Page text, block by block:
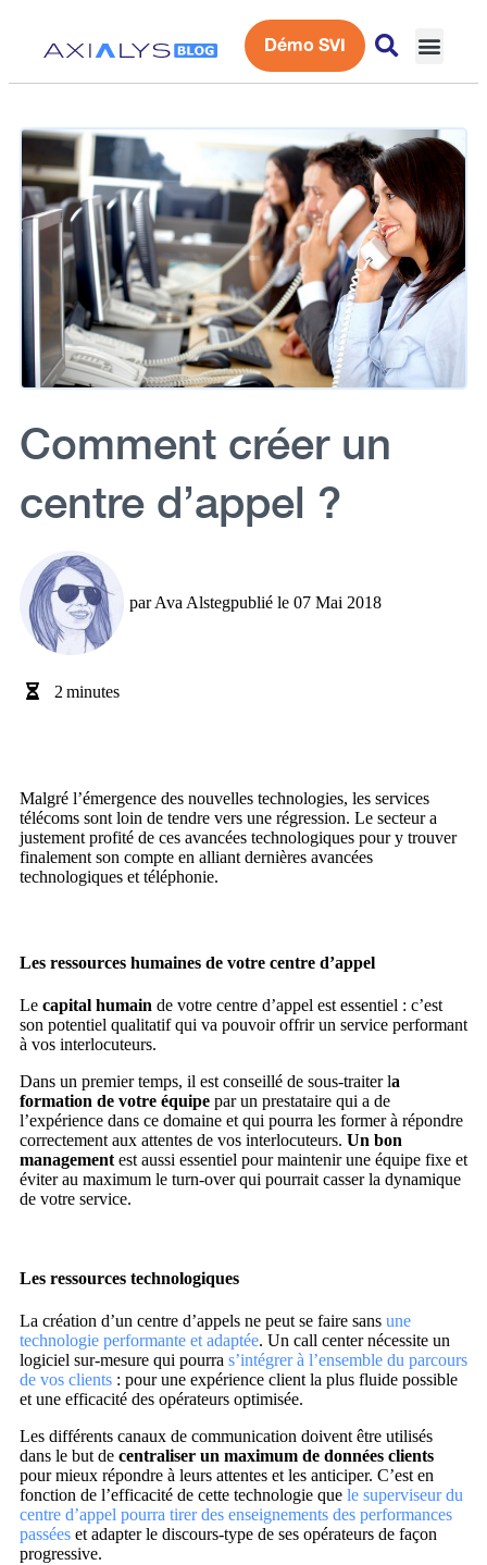
Démo SVI
Comment créer un
centre d’appel ?
parAva Alstegpublié le 07 Mai 2018
2 minutes
Malgré l’émergence des nouvelles technologies, les services
télécoms sont loin de tendre vers une régression. Le secteur a
justement profité de ces avancées technologiques pour y trouver
finalement son compte en alliant dernières avancées
technologiques et téléphonie.
Les ressources humaines de votre centre d’appel
Le capital humain de votre centre d’appel est essentiel : c’est
son potentiel qualitatif qui va pouvoir offrir un service performant
à vos interlocuteurs.
Dans un premier temps, il est conseillé de sous-traiter la
formation de votre équipe par un prestataire qui a de
l’expérience dans ce domaine et qui pourra les former à répondre
correctement aux attentes de vos interlocuteurs. Un bon
management est aussi essentiel pour maintenir une équipe fixe et
éviter au maximum le turn-over qui pourrait casser la dynamique
de votre service.
Les ressources technologiques
La création d’un centre d’appels ne peut se faire sans une
technologie performante et adaptée. Un call center nécessite un
logiciel sur-mesure qui pourra s’intégrer à l’ensemble du parcours
de vos clients : pour une expérience client la plus fluide possible
et une efficacité des opérateurs optimisée.
Les différents canaux de communication doivent être utilisés
dans le but de centraliser un maximum de données clients
pour mieux répondre à leurs attentes et les anticiper. C’est en
fonction de l’efficacité de cette technologie que le superviseur du
centre d’appel pourra tirer des enseignements des performances
passées et adapter le discours-type de ses opérateurs de façon
progressive.